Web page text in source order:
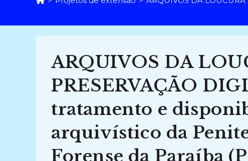
ARQUIVOS DA
PRESERVAÇÃO
tratamento e
arquivístico da
Forense da Paraíba